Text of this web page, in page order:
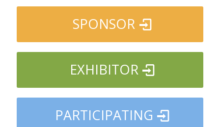
SPONSOR
EXHIBITOR
PARTICIPATING